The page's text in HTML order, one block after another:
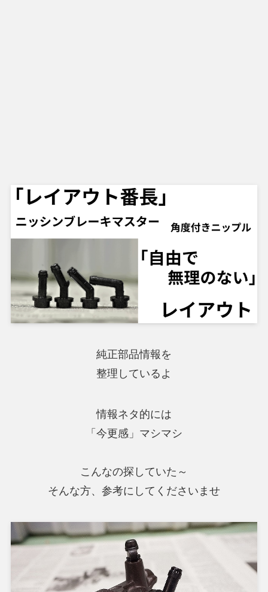
純正部品情報を
整理しているよ
情報ネタ的には
「今更感」マシマシ
こんなの探していた～
そんな方、参考にしてくださいませ